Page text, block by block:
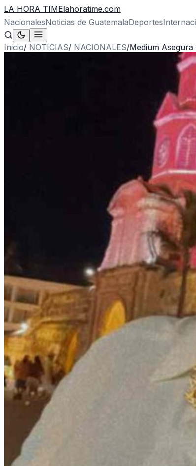
LA HORA TIMElahoratime.com
NacionalesNoticias de GuatemalaDeportes
Inicio/ NOTICIAS/ NACIONALES/Medium